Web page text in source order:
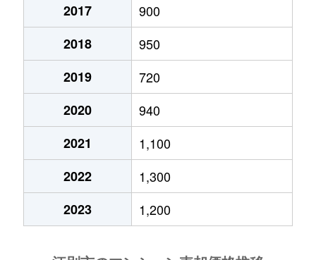
2017
900
2018
950
2019
720
2020
940
2021
1,100
2022
1,300
2023
1,200